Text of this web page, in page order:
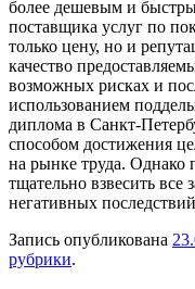
более дешевым и
поставщика услуг по
только цену, но и
качество
возможных рисках и
использованием
диплома в Санкт-
способом достижения
на рынке труда. Однако
тщательно взвесить все
негативных
Запись опубликована
рубрики.